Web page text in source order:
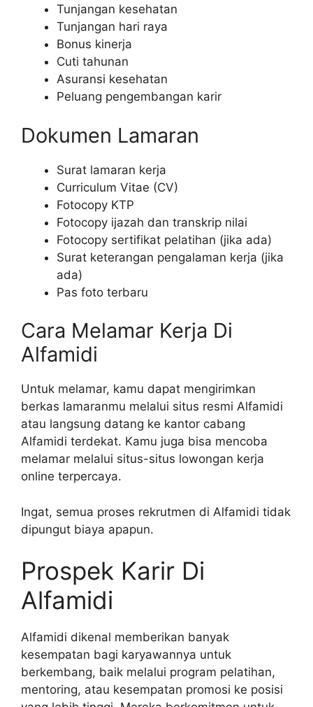
Tunjangan kesehatan
Tunjangan hari raya
Bonus kinerja
Cuti tahunan
Asuransi kesehatan
Peluang pengembangan karir
Dokumen Lamaran
Surat lamaran kerja
Curriculum Vitae (CV)
Fotocopy KTP
Fotocopy ijazah dan transkrip nilai
Fotocopy sertifikat pelatihan (jika ada)
Surat keterangan pengalaman kerja (jika
ada)
Pas foto terbaru
Cara Melamar Kerja Di
Alfamidi
Untuk melamar, kamu dapat mengirimkan
berkas lamaranmu melalui situs resmi Alfamidi
atau langsung datang ke kantor cabang
Alfamidi terdekat. Kamu juga bisa mencoba
melamar melalui situs-situs lowongan kerja
online terpercaya.
Ingat, semua proses rekrutmen di Alfamidi tidak
dipungut biaya apapun.
Prospek Karir Di
Alfamidi
Alfamidi dikenal memberikan banyak
kesempatan bagi karyawannya untuk
berkembang, baik melalui program pelatihan,
mentoring, atau kesempatan promosi ke posisi